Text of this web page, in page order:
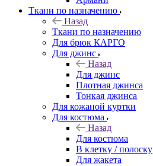
Ткани по назначению
Назад
Ткани по назначению
Для брюк КАРГО
Для джинс
Назад
Для джинс
Плотная джинса
Тонкая джинса
Для кожаной куртки
Для костюма
Назад
Для костюма
В клетку / полоску
Для жакета